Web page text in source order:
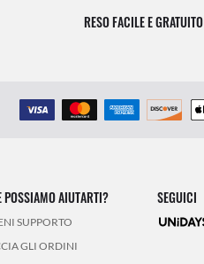
RESO FACILE E GRATUITO
POSSIAMO AIUTARTI?
SUPPORTO
GLI ORDINI
SEGUICI